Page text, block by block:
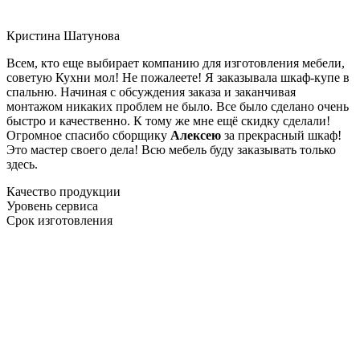
Кристина Шатунова
Всем, кто еще выбирает компанию для изготовления мебели,
советую Кухни мол! Не пожалеете! Я заказывала шкаф-купе в
спальню. Начиная с обсуждения заказа и заканчивая
монтажом никаких проблем не было. Все было сделано очень
быстро и качественно. К тому же мне ещё скидку сделали!
Огромное спасибо сборщику Алексею за прекрасный шкаф!
Это мастер своего дела! Всю мебель буду заказывать только
здесь.
Качество продукции
Уровень сервиса
Срок изготовления